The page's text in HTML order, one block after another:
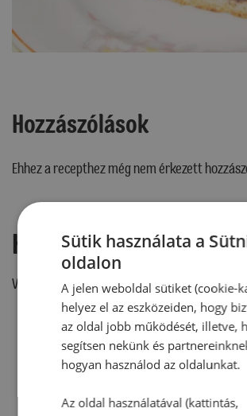
Hozzászólások
Ehhez a recepthez még nem érkezett
Hozzászólás írása
Vélemény írásához, kérjük,jelentkezz be!
Sütik használata a
oldalon
A jelen weboldal sütiket (cookie-
helyez el az eszközeiden, hogy
az oldal jobb működését, illetve,
segítsen nekünk és
hogyan használod az oldalunkat.
Az oldal használatával (kattintás,